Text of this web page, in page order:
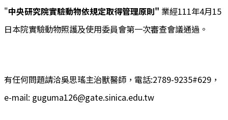
"中央研究院實驗動物依規定取得管理原則" 業經111年4月15
日本院實驗動物照護及使用委員會第一次審查會議通過。
有任何問題請洽吳思瑤主治獸醫師，電話:2789-9235#629，
e-mail: guguma126@gate.sinica.edu.tw